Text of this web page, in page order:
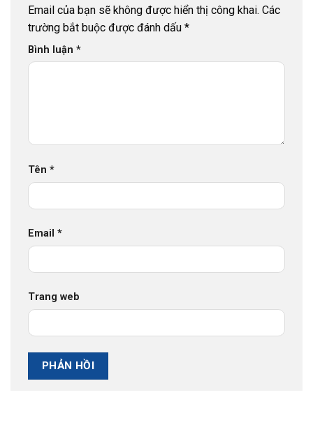
Email của bạn sẽ không được hiển thị công khai. Các
trường bắt buộc được đánh dấu *
Bình luận *
Tên *
Email *
Trang web